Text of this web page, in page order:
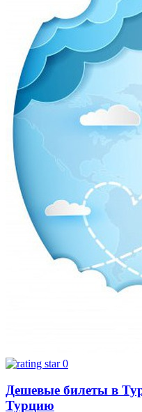
0
Дешевые билеты в
Турцию